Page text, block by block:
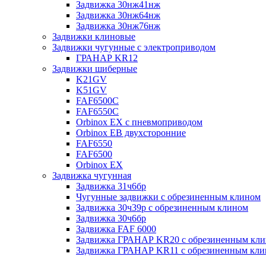
Задвижка 30нж41нж
Задвижка 30нж64нж
Задвижка 30нж76нж
Задвижки клиновые
Задвижки чугунные с электроприводом
ГРАНАР KR12
Задвижки шиберные
K21GV
K51GV
FAF6500C
FAF6550С
Orbinox EX с пневмоприводом
Orbinox EB двухсторонние
FAF6550
FAF6500
Orbinox EX
Задвижка чугунная
Задвижка 31ч6бр
Чугунные задвижки с обрезиненным клином
Задвижка 30ч39р с обрезиненным клином
Задвижка 30ч6бр
Задвижка FAF 6000
Задвижка ГРАНАР KR20 с обрезиненным
Задвижка ГРАНАР KR11 с обрезиненным